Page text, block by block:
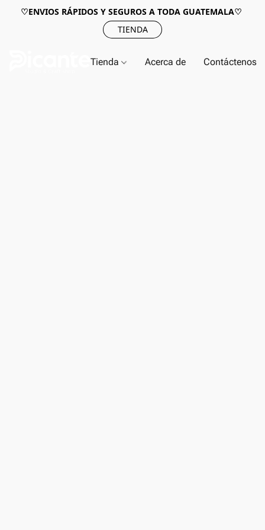
♡ENVIOS RÁPIDOS Y SEGUROS A TODA GUATEMALA♡
TIENDA
Tienda Acerca de Contáctenos